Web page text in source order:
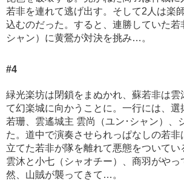
若非を連れて逃げ出す。そして2人は楽
込むのだった。すると、連勝していた若
シャン）に黄鶯が対決を挑み…。
#4
緑光楽坊は閉鎖をまぬかれ、蘇若非は雲
て幻楽城に向かうことに。一行には、選
若珊、雲遙城主 雲尚（ユン･シャン）、
た。道中で演奏させられっぱなしの若非
立てた若非が隊を離れて悪態をついてい
雲沐と小七（シャオチー）、商羽がやっ
然、山賊が襲ってきて…。